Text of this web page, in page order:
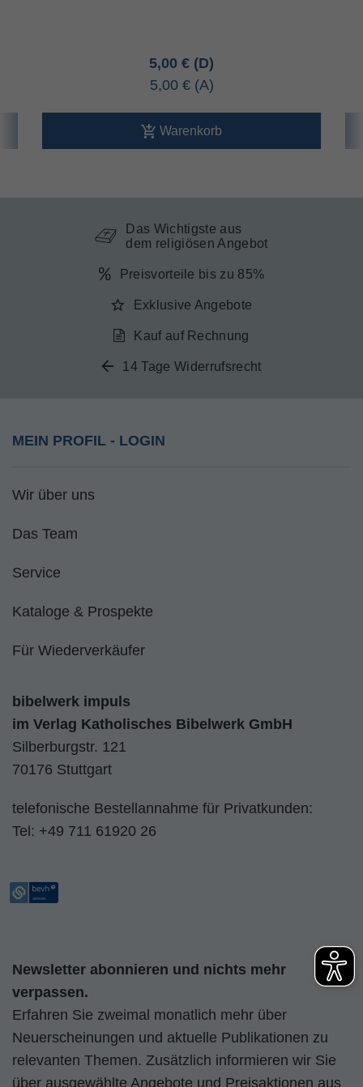
5,00 €
5,00 €
Warenkorb
Das Wichtigste aus
dem religiösen Angebot
Preisvorteile bis zu 85%
Exklusive Angebote
Kauf auf Rechnung
14 Tage Widerrufsrecht
MEIN PROFIL - LOGIN
Wir über uns
Das Team
Service
Kataloge & Prospekte
Für Wiederverkäufer
bibelwerk impuls
im Verlag Katholisches Bibelwerk GmbH
Silberburgstr. 121
70176 Stuttgart
telefonische Bestellannahme für Privatkunden:
Tel: +49 711 61920 26
Newsletter abonnieren und nichts mehr
verpassen.
Erfahren Sie zweimal monatlich mehr über
Neuerscheinungen und aktuelle Publikationen zu
relevanten Themen. Zusätzlich informieren wir Sie
über ausgewählte Angebote und Preisaktionen aus